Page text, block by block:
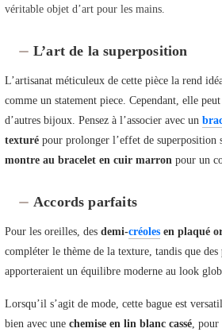
véritable objet d’art pour les mains.
L’art de la superposition
L’artisanat méticuleux de cette pièce la rend
comme un statement piece. Cependant, elle
d’autres bijoux. Pensez à l’associer avec un
texturé pour prolonger l’effet de superposition
montre au bracelet en cuir marron pour un
Accords parfaits
Pour les oreilles, des demi-créoles en plaqué
compléter le thème de la texture, tandis que des
apporteraient un équilibre moderne au look
Lorsqu’il s’agit de mode, cette bague est
bien avec une chemise en lin blanc cassé ,